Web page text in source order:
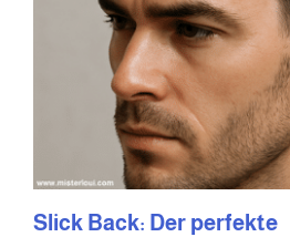
Slick Back: Der perfekte